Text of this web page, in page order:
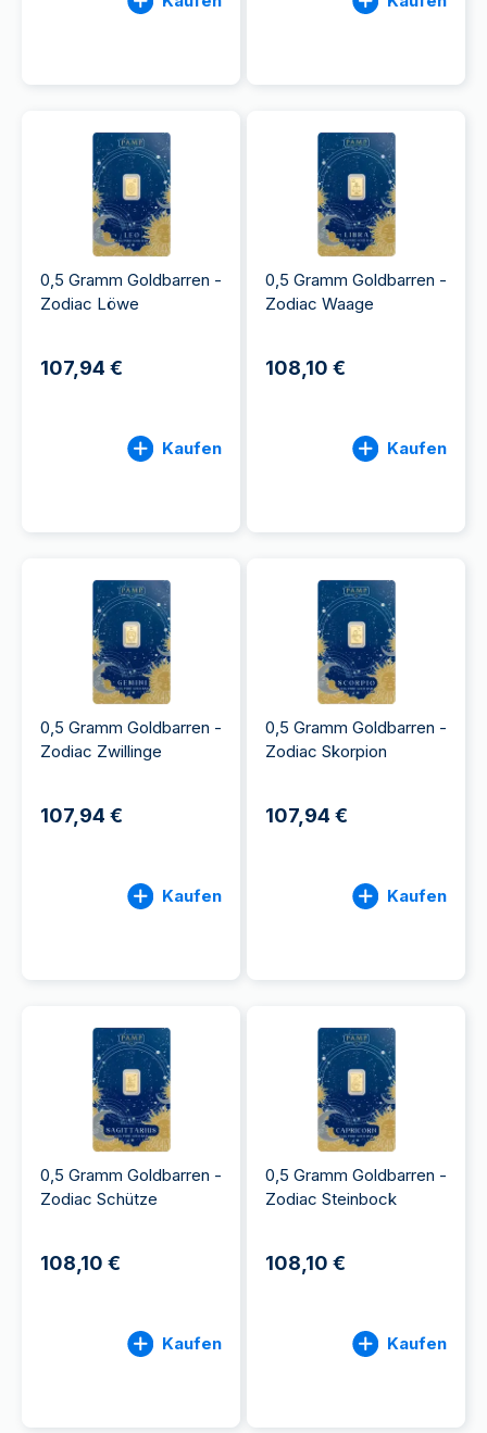
0,5 Gramm Goldbarren -
Zodiac Löwe
107,94 €
Kaufen
0,5 Gramm Goldbarren -
Zodiac Waage
108,10 €
Kaufen
0,5 Gramm Goldbarren -
Zodiac Zwillinge
107,94 €
Kaufen
0,5 Gramm Goldbarren -
Zodiac Skorpion
107,94 €
Kaufen
0,5 Gramm Goldbarren -
Zodiac Schütze
108,10 €
Kaufen
0,5 Gramm Goldbarren -
Zodiac Steinbock
108,10 €
Kaufen